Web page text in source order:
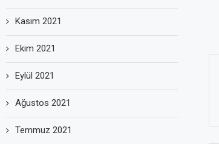
Kasım 2021
Ekim 2021
Eylül 2021
Ağustos 2021
Temmuz 2021